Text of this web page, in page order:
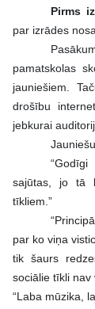
Pirms
par izrādes
pamatskolas
jauniešiem.
drošību
jebkurai
“Godīgi
sajūtas, jo tā
tīkliem.”
par ko viņa
tik šaurs
sociālie tīkli nav
“Laba mūzika,